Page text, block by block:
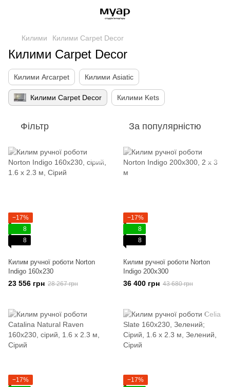
Килими Килими Carpet Decor
Килими Carpet Decor
Килими Arcarpet Килими Asiatic
Килими Carpet Decor Килими Kets
Фільтр За популярністю
−17%
8
8
Килим ручної роботи Norton
Indigo 160x230
23 556 грн 28 267 грн
−17%
8
8
Килим ручної роботи Norton
Indigo 200x300
36 400 грн 43 680 грн
−17%
−17%